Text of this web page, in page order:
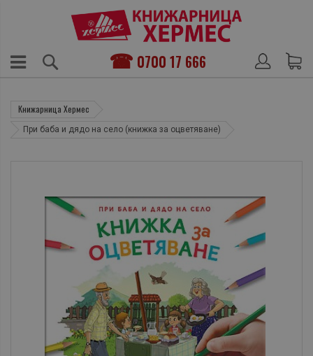
0700 17 666
Книжарница Хермес
При баба и дядо на село (книжка за оцветяване)